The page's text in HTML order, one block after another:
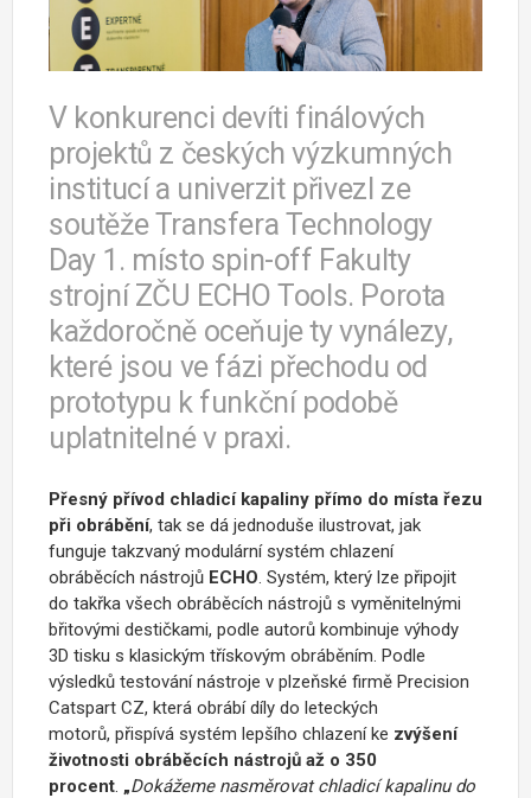
V konkurenci devíti finálových
projektů z českých výzkumných
institucí a univerzit přivezl ze
soutěže Transfera Technology
Day 1. místo spin-off Fakulty
strojní ZČU ECHO Tools. Porota
každoročně oceňuje ty vynálezy,
které jsou ve fázi přechodu od
prototypu k funkční podobě
uplatnitelné v praxi.
Přesný přívod chladicí kapaliny přímo do místa řezu
při obrábění, tak se dá jednoduše ilustrovat, jak
funguje takzvaný modulární systém chlazení
obráběcích nástrojů ECHO. Systém, který lze připojit
do takřka všech obráběcích nástrojů s vyměnitelnými
břitovými destičkami, podle autorů kombinuje výhody
3D tisku s klasickým třískovým obráběním. Podle
výsledků testování nástroje v plzeňské firmě Precision
Catspart CZ, která obrábí díly do leteckých
motorů, přispívá systém lepšího chlazení ke zvýšení
životnosti obráběcích nástrojů až o 350
procent. „Dokážeme nasměrovat chladicí kapalinu do